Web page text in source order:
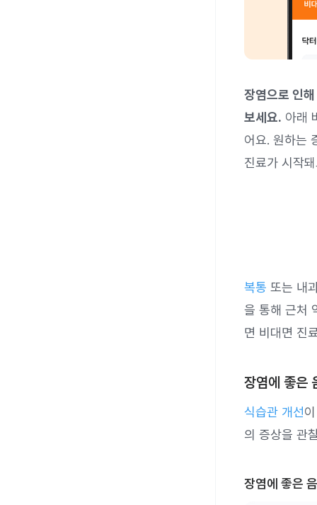
장염으로 인
보세요. 아래
어요. 원하는
진료가 시작
복통 또는 내
을 통해 근처
면 비대면 진
장염에 좋은
식습관 개선
의 증상을 관
장염에 좋은